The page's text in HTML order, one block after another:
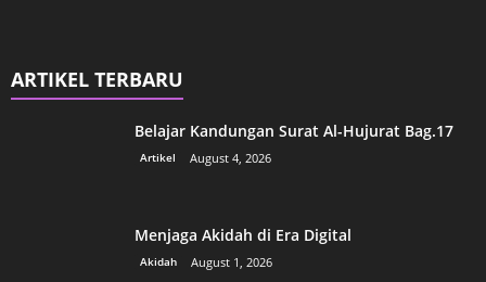
ARTIKEL TERBARU
Belajar Kandungan Surat Al-Hujurat Bag.17
Artikel August 4, 2026
Menjaga Akidah di Era Digital
Akidah August 1, 2026